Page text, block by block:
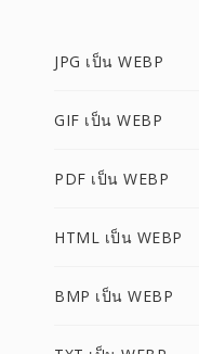
JPG เป็น WEBP
GIF เป็น WEBP
PDF เป็น WEBP
HTML เป็น WEBP
BMP เป็น WEBP